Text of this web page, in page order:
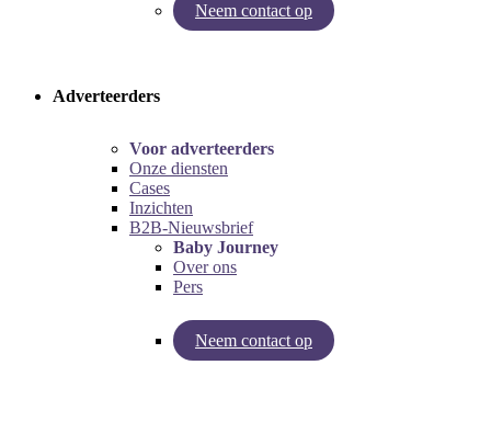
Neem contact op
Try our pregnancy calculator!
Adverteerders
Voor adverteerders
Onze diensten
Cases
Inzichten
B2B-Nieuwsbrief
Baby Journey
Over ons
Pers
Neem contact op
Inzichten van Baby Journey